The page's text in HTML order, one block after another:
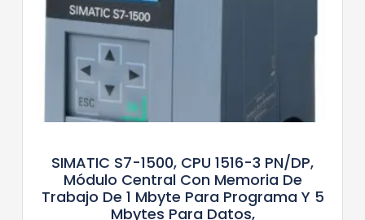
SIMATIC S7-1500, CPU 1516-3 PN/DP,
Módulo Central Con Memoria De
Trabajo De 1 Mbyte Para Programa Y 5
Mbytes Para Datos,